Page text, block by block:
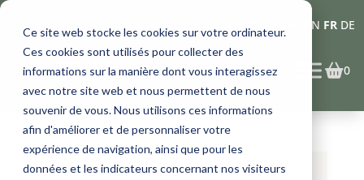
Ce site web stocke les cookies sur votre ordinateur.
Ces cookies sont utilisés pour collecter des
informations sur la manière dont vous interagissez
avec notre site web et nous permettent de nous
souvenir de vous. Nous utilisons ces informations
afin d'améliorer et de personnaliser votre
expérience de navigation, ainsi que pour les
données et les indicateurs concernant nos visiteurs
EN FR DE
0